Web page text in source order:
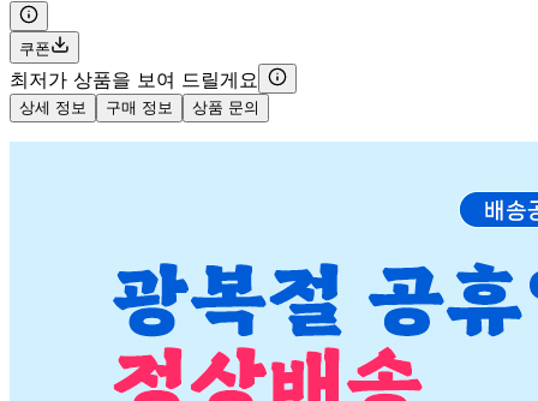
쿠폰
최저가 상품을 보여 드릴게요
상세 정보 구매 정보 상품 문의